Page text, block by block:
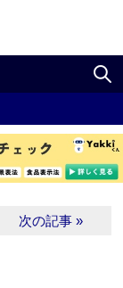
次の記事 »